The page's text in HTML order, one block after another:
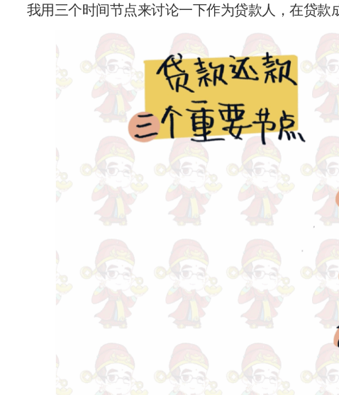
我用三个时间节点来讨论一下作为贷款人，在贷款